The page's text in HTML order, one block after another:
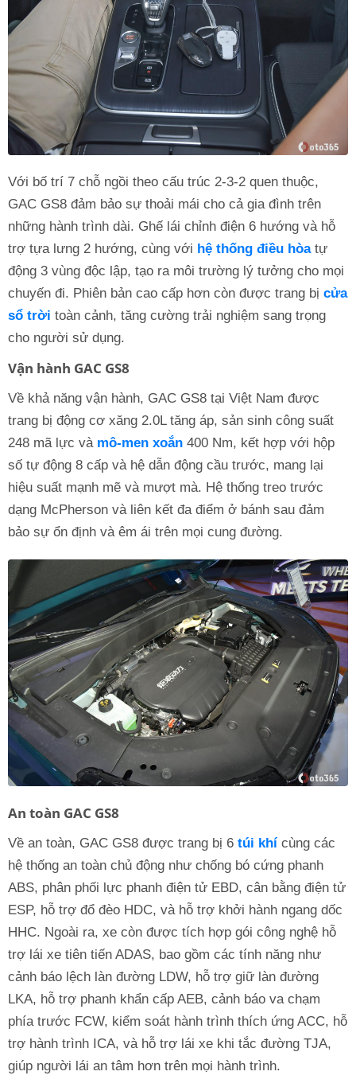
Với bố trí 7 chỗ ngồi theo cấu trúc 2-3-2 quen thuộc,
GAC GS8 đảm bảo sự thoải mái cho cả gia đình trên
những hành trình dài. Ghế lái chỉnh điện 6 hướng và hỗ
trợ tựa lưng 2 hướng, cùng với hệ thống điều hòatự
động 3 vùng độc lập, tạo ra môi trường lý tưởng cho mọi
chuyến đi. Phiên bản cao cấp hơn còn được trang bị cửa
sổ trời toàn cảnh, tăng cường trải nghiệm sang trọng
cho người sử dụng.
Vận hành GAC GS8
Về khả năng vận hành, GAC GS8 tại Việt Nam được
trang bị động cơ xăng 2.0L tăng áp, sản sinh công suất
248 mã lực và mô-men xoắn 400 Nm, kết hợp với hộp
số tự động 8 cấp và hệ dẫn động cầu trước, mang lại
hiệu suất mạnh mẽ và mượt mà. Hệ thống treo trước
dạng McPherson và liên kết đa điểm ở bánh sau đảm
bảo sự ổn định và êm ái trên mọi cung đường.
An toàn GAC GS8
Về an toàn, GAC GS8 được trang bị 6 túi khí cùng các
hệ thống an toàn chủ động như chống bó cứng phanh
ABS, phân phối lực phanh điện tử EBD, cân bằng điện tử
ESP, hỗ trợ đổ đèo HDC, và hỗ trợ khởi hành ngang dốc
HHC. Ngoài ra, xe còn được tích hợp gói công nghệ hỗ
trợ lái xe tiên tiến ADAS, bao gồm các tính năng như
cảnh báo lệch làn đường LDW, hỗ trợ giữ làn đường
LKA, hỗ trợ phanh khẩn cấp AEB, cảnh báo va chạm
phía trước FCW, kiểm soát hành trình thích ứng ACC, hỗ
trợ hành trình ICA, và hỗ trợ lái xe khi tắc đường TJA,
giúp người lái an tâm hơn trên mọi hành trình.